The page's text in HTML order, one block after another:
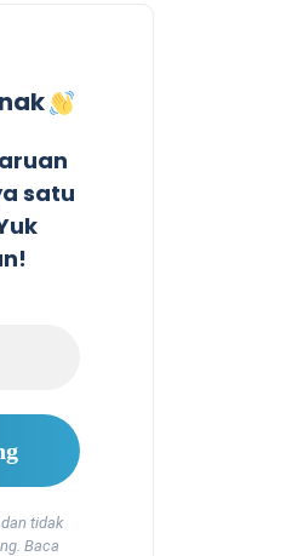
satu
tidak
Baca